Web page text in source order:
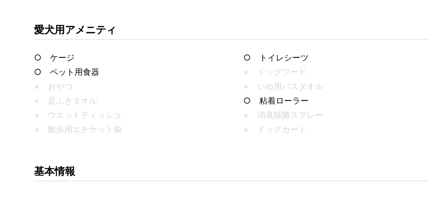
愛犬用アメニティ
○ ケージ
○ トイレシーツ
○ ペット用食器
× ドッグフード
× おやつ
× いぬ用バスタオル
× 足ふきタオル
○ 粘着ローラー
× ウエットティッシュ
× 消臭除菌スプレー
× 散歩用エチケット袋
× ドッグカート
基本情報